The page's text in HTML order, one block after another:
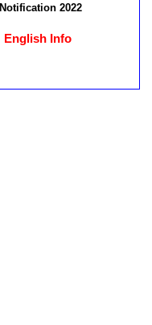
2022
English Info